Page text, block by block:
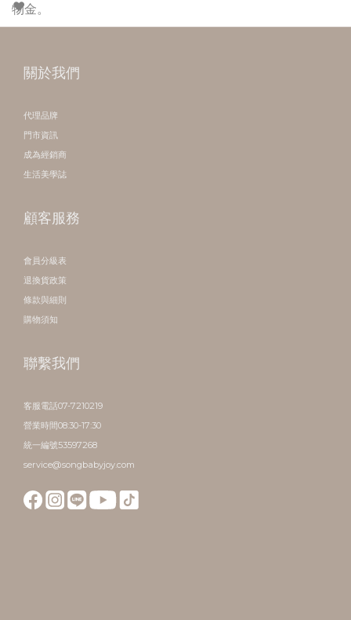
物金。
關於我們
代理品牌
門市資訊
成為經銷商
生活美學誌
顧客服務
會員分級表
退換貨政策
條款與細則
購物須知
聯繫我們
客服電話07-7210219
營業時間08:30-17:30
統一編號53597268
service@songbabyjoy.com